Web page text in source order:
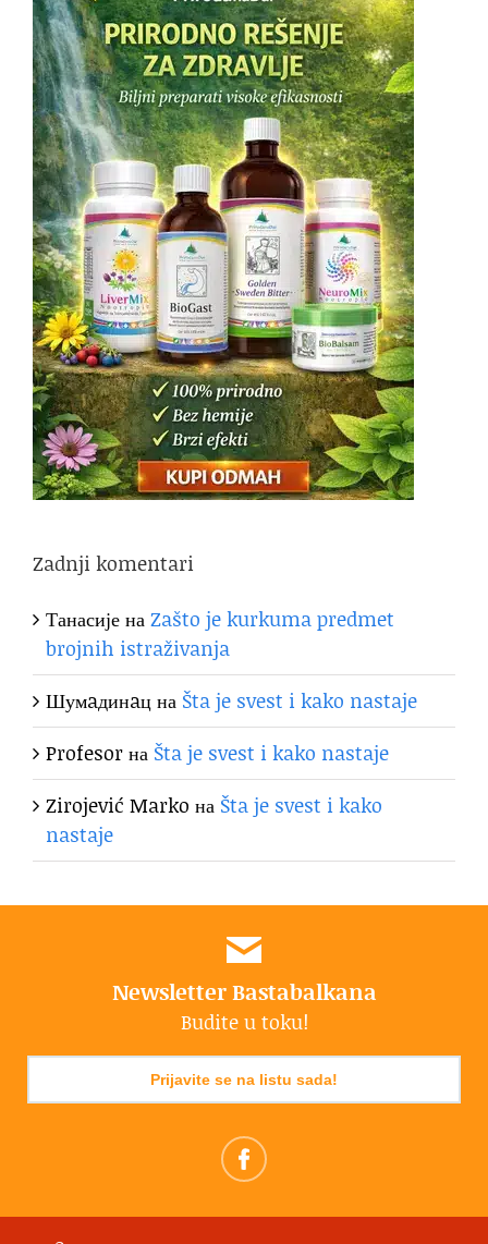
Zadnji komentari
ТанасијенаZašto je kurkuma predmet
brojnih istraživanja
Шумaдинaцна Šta je svest i kako nastaje
Profesorна Šta je svest i kako nastaje
Zirojević Marko на Šta je svest i kako
nastaje
Newsletter Bastabalkana
Budite u toku!
Prijavite se na listu sada!